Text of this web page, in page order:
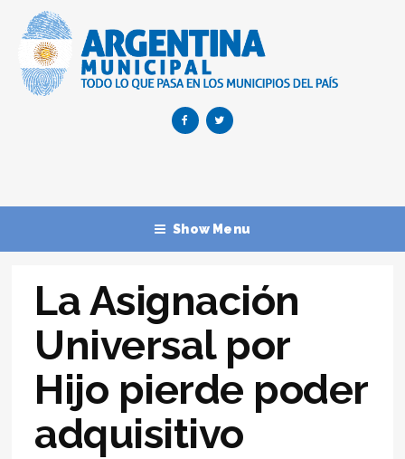
Show Menu
La Asignación
Universal por
Hijo pierde poder
adquisitivo